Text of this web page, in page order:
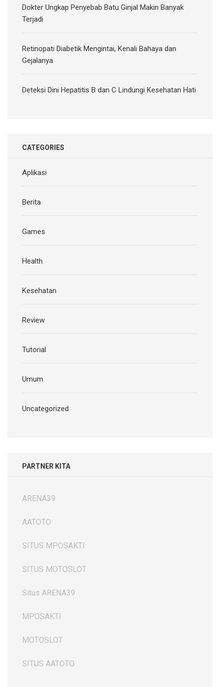
Dokter Ungkap Penyebab Batu Ginjal Makin Banyak
Terjadi
Retinopati Diabetik Mengintai, Kenali Bahaya dan
Gejalanya
Deteksi Dini Hepatitis B dan C Lindungi Kesehatan Hati
CATEGORIES
Aplikasi
Berita
Games
Health
Kesehatan
Review
Tutorial
Umum
Uncategorized
PARTNER KITA
ARENA39
AATOTO
SITUS MPOSAKTI
SITUS MOTOSLOT
Situs ARENA39
MPOSAKTI
MOTOSLOT
SITUS AATOTO